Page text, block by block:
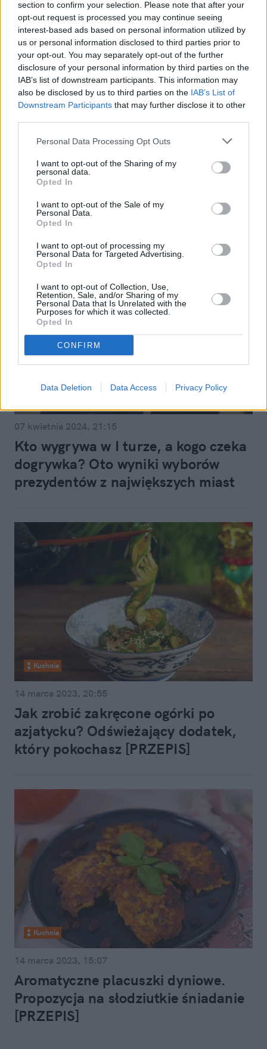
section to confirm your selection. Please note that after your
opt-out request is processed you may continue seeing
interest-based ads based on personal information utilized by
us or personal information disclosed to third parties prior to
your opt-out. You may separately opt-out of the further
disclosure of your personal information by third parties on the
IAB’s list of downstream participants. This information may
also be disclosed by us to third parties on the IAB’s List of
Downstream Participants that may further disclose it to other
Personal Data Processing Opt Outs
I want to opt-out of the Sharing of my
personal data.
Opted In
I want to opt-out of the Sale of my
Personal Data.
Opted In
I want to opt-out of processing my
Personal Data for Targeted Advertising.
Opted In
I want to opt-out of Collection, Use,
Retention, Sale, and/or Sharing of my
Personal Data that Is Unrelated with the
Purposes for which it was collected.
Opted In
CONFIRM
Data Deletion Data Access Privacy Policy
20 kwietnia 2024, 15:27
Masz ochotę na to wiosenne
warzywo? Musisz mieć naprawdę
gruby portfel
07 kwietnia 2024, 21:15
Kto wygrywa w I turze, a kogo czeka
dogrywka? Oto wyniki wyborów
prezydentów z największych miast
Kuchnia
14 marca 2023, 20:55
Jak zrobić zakręcone ogórki po
azjatycku? Odświeżający dodatek,
który pokochasz [PRZEPIS]
Kuchnia
14 marca 2023, 15:07
Aromatyczne placuszki dyniowe.
Propozycja na słodziutkie śniadanie
[PRZEPIS]